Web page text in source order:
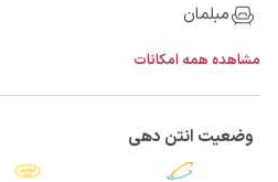
مبلمان
مشاهده همه امکانات
وضعیت انتن دهی